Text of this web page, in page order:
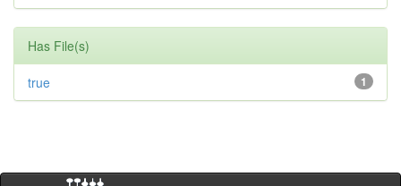
Has File(s)
1
true